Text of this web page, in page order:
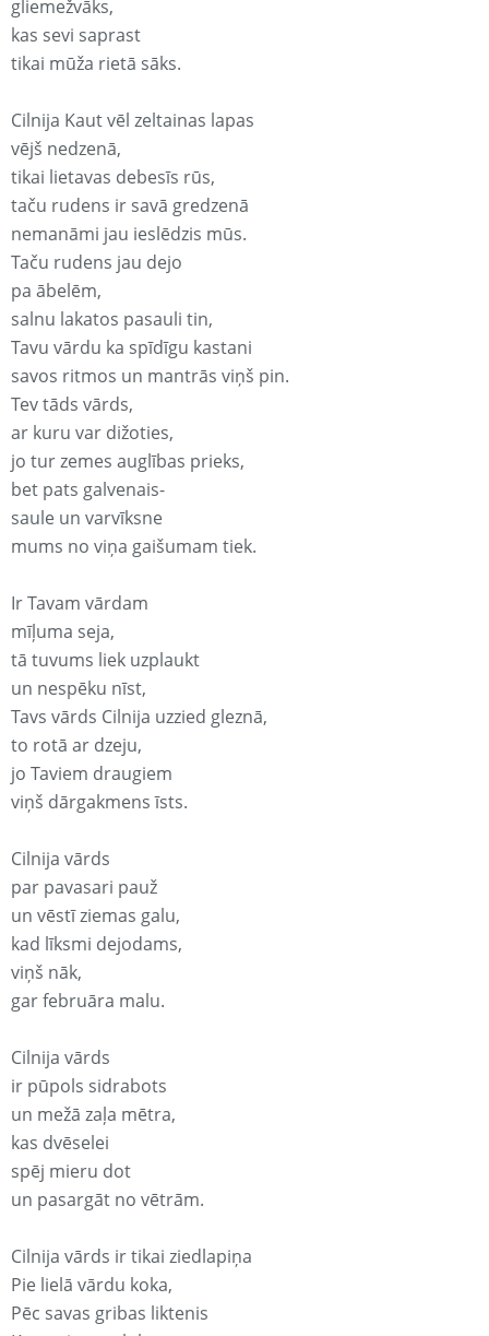
gliemežvāks,
kas sevi saprast
tikai mūža rietā sāks.
Cilnija Kaut vēl zeltainas lapas
vējš nedzenā,
tikai lietavas debesīs rūs,
taču rudens ir savā gredzenā
nemanāmi jau ieslēdzis mūs.
Taču rudens jau dejo
pa ābelēm,
salnu lakatos pasauli tin,
Tavu vārdu ka spīdīgu kastani
savos ritmos un mantrās viņš pin.
Tev tāds vārds,
ar kuru var dižoties,
jo tur zemes auglības prieks,
bet pats galvenais-
saule un varvīksne
mums no viņa gaišumam tiek.
Ir Tavam vārdam
mīļuma seja,
tā tuvums liek uzplaukt
un nespēku nīst,
Tavs vārds Cilnija uzzied gleznā,
to rotā ar dzeju,
jo Taviem draugiem
viņš dārgakmens īsts.
Cilnija vārds
par pavasari pauž
un vēstī ziemas galu,
kad līksmi dejodams,
viņš nāk,
gar februāra malu.
Cilnija vārds
ir pūpols sidrabots
un mežā zaļa mētra,
kas dvēselei
spēj mieru dot
un pasargāt no vētrām.
Cilnija vārds ir tikai ziedlapiņa
Pie lielā vārdu koka,
Pēc savas gribas liktenis